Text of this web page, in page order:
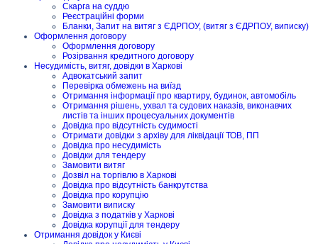
Скарга на суддю
Реєстраційні форми
Бланки, Запит на витяг з ЄДРПОУ, (витяг з ЄДРПОУ, виписку)
Оформлення договору
Оформлення договору
Розірвання кредитного договору
Несудимість, витяг, довідки в Харкові
Адвокатський запит
Перевірка обмежень на виїзд
Отримання інформації про квартиру, будинок, автомобіль
Отримання рішень, ухвал та судових наказів, виконавчих
листів та інших процесуальних документів
Довідка про відсутність судимості
Отримати довідки з архіву для ліквідації ТОВ, ПП
Довідка про несудимість
Довідки для тендеру
Замовити витяг
Дозвіл на торгівлю в Харкові
Довідка про відсутність банкрутства
Довідка про корупцію
Замовити виписку
Довідка з податків у Харкові
Довідка корупції для тендеру
Отримання довідок у Києві